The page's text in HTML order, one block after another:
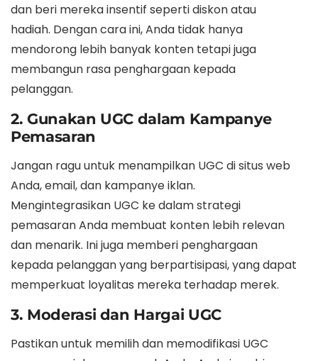
dan beri mereka insentif seperti diskon atau
hadiah. Dengan cara ini, Anda tidak hanya
mendorong lebih banyak konten tetapi juga
membangun rasa penghargaan kepada
pelanggan.
2. Gunakan UGC dalam Kampanye
Pemasaran
Jangan ragu untuk menampilkan UGC di situs web
Anda, email, dan kampanye iklan.
Mengintegrasikan UGC ke dalam strategi
pemasaran Anda membuat konten lebih relevan
dan menarik. Ini juga memberi penghargaan
kepada pelanggan yang berpartisipasi, yang dapat
memperkuat loyalitas mereka terhadap merek.
3. Moderasi dan Hargai UGC
Pastikan untuk memilih dan memodifikasi UGC